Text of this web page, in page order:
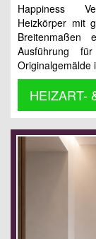
Happiness
Heizkörper mit
Breitenmaßen
Ausführung
Originalgemälde
HEIZART-